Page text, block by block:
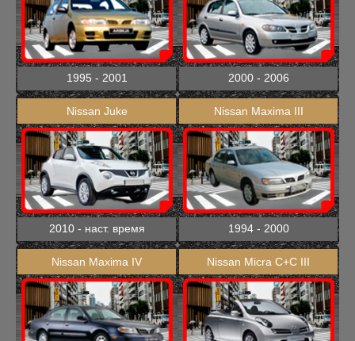
1995 - 2001 2000 - 2006
Nissan Juke
2010 - наст. время
Nissan Maxima III
1994 - 2000
Nissan Maxima IV Nissan Micra C+C III